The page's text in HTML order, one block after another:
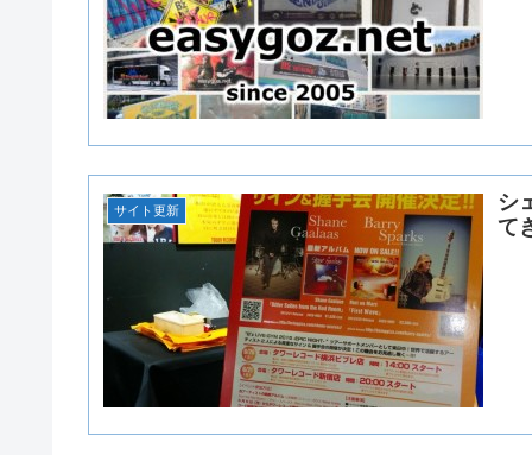
サイト更新
シ
て